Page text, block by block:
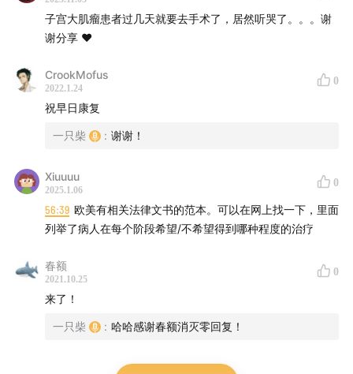
故事FM播客：
本期封面：Let's Ace This Pelvic Exam 是
公司的设计，I Heart Guts设计了许多人体器官的可爱周
边，也相当具有科普含义，有兴趣的朋友们可以去他们的
网站逛一逛（本条并不是有偿推广，是真心实意的！）。
【主要话题】
意外进了急救emergency room
02:59 对诊疗详细过程感兴趣的朋友请访问一只猫的博文
《子宫肌瘤诊疗流水账》
子宫大肌瘤患者过几天就要去手术了，居然听哭了。。。谢
谢分享 ❤️
CrookMofus
2022.1.24
0
祝早日康复
一只柴 : 谢谢！
Xiuuuu
2025.1.06
0
56:39 欧美有相关法律文书的范本。可以在网上找一下，里面
列举了病人在每个阶段希望/不希望得到哪种程度的治疗
春额
2021.10.25
0
来了！
一只柴 : 哈哈感谢春额消灭零回复！